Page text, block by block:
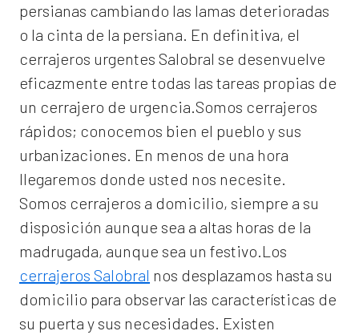
persianas cambiando las lamas deterioradas
o la cinta de la persiana. En definitiva, el
cerrajeros urgentes Salobral se desenvuelve
eficazmente entre todas las tareas propias de
un cerrajero de urgencia.Somos cerrajeros
rápidos; conocemos bien el pueblo y sus
urbanizaciones. En menos de una hora
llegaremos donde usted nos necesite.
Somos cerrajeros a domicilio, siempre a su
disposición aunque sea a altas horas de la
madrugada, aunque sea un festivo.Los
cerrajeros Salobral nos desplazamos hasta su
domicilio para observar las características de
su puerta y sus necesidades. Existen